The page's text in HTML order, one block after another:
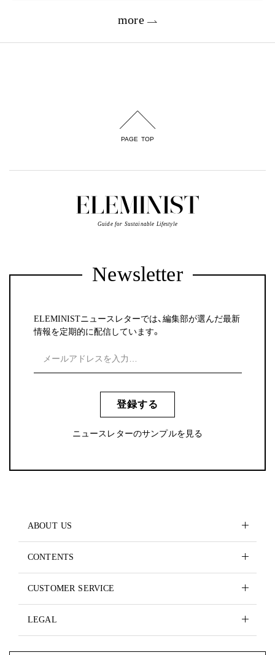
more
PAGE TOP
Guide for Sustainable Lifestyle
Newsletter
ELEMINISTニュースレターでは、編集部が選んだ最新
情報を定期的に配信しています。
登録する
ニュースレターのサンプルを見る
ABOUT US
CONTENTS
CUSTOMER SERVICE
LEGAL